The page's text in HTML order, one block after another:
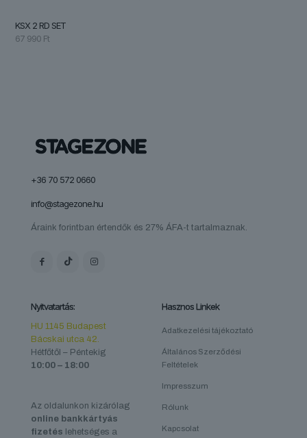
KSX 2 RD SET
67 990 Ft
+36 70 572 0660
info@stagezone.hu
Áraink forintban értendők és 27% ÁFA-t tartalmaznak.
Nyitvatartás:
HU 1145 Budapest
Bácskai utca 42.
Hétfőtől – Péntekig
10:00 – 18:00
Az oldalunkon kizárólag
online bankkártyás
fizetés lehetséges a
Hasznos Linkek
Adatkezelési tájékoztató
Általános Szerződési
Feltételek
Impresszum
Rólunk
Kapcsolat